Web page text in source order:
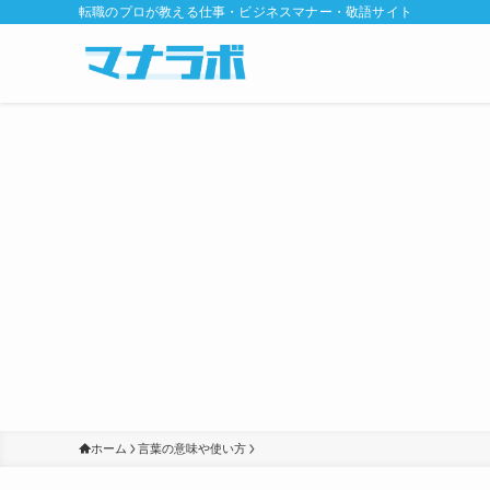
転職のプロが教える仕事・ビジネスマナー・敬語サイト
ホーム 言葉の意味や使い方